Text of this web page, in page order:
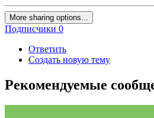
More sharing options...
Подписчики 0
Ответить
Создать новую тему
Рекомендуемые